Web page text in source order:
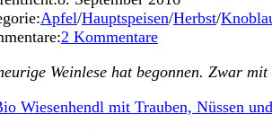
Apfel/Hauptspeisen/Herbst/
2 Kommentare
Weinlese hat begonnen. Zwar
Wiesenhendl mit Trauben, Nüssen